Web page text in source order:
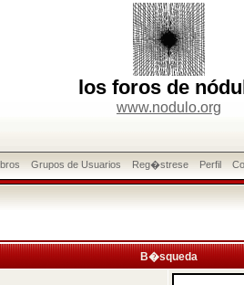
los foros de
www.nodulo.org
Grupos de Usuarios Reg�strese Perfil
B�squeda